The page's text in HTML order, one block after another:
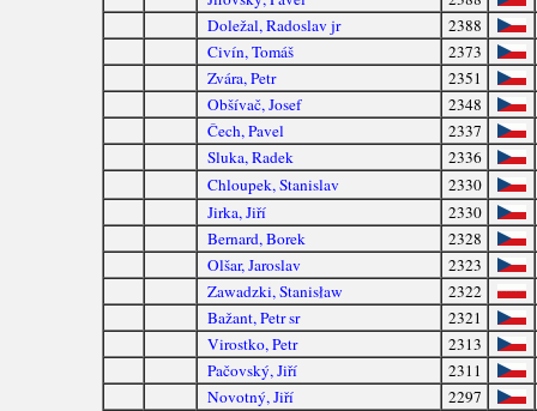
Doležal, Radoslav jr
2388
Civín, Tomáš
2373
Zvára, Petr
2351
Obšívač, Josef
2348
Čech, Pavel
2337
Sluka, Radek
2336
Chloupek, Stanislav
2330
Jirka, Jiří
2330
Bernard, Borek
2328
Olšar, Jaroslav
2323
Zawadzki, Stanisław
2322
Bažant, Petr sr
2321
Virostko, Petr
2313
Pačovský, Jiří
2311
Novotný, Jiří
2297